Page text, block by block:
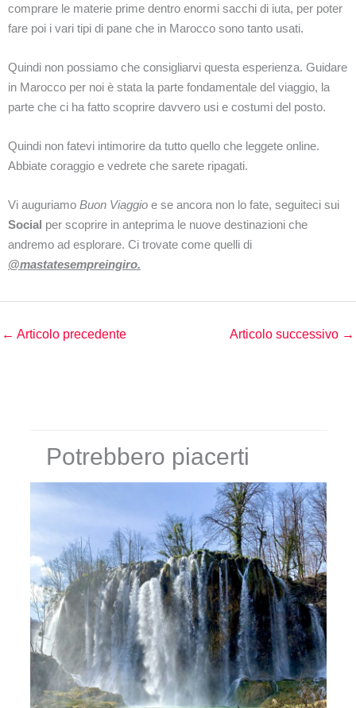
comprare le materie prime dentro enormi sacchi di iuta, per poter
fare poi i vari tipi di pane che in Marocco sono tanto usati.
Quindi non possiamo che consigliarvi questa esperienza. Guidare
in Marocco per noi è stata la parte fondamentale del viaggio, la
parte che ci ha fatto scoprire davvero usi e costumi del posto.
Quindi non fatevi intimorire da tutto quello che leggete online.
Abbiate coraggio e vedrete che sarete ripagati.
Vi auguriamo Buon Viaggio e se ancora non lo fate, seguiteci sui
Social per scoprire in anteprima le nuove destinazioni che
andremo ad esplorare. Ci trovate come quelli di
@mastatesempreingiro.
← Articolo precedente Articolo successivo →
Potrebbero piacerti